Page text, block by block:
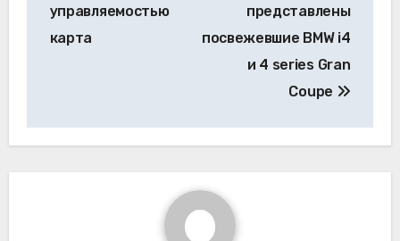
управляемостью
карта
представлены
посвежевшие BMW i4
и 4 series Gran
Coupe